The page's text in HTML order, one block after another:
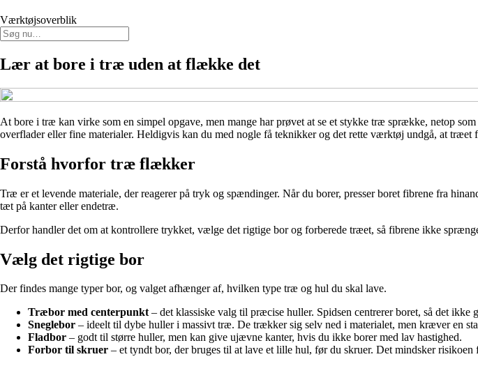
Værktøjsoverblik
Lær at bore i træ uden at flække det
At bore i træ kan virke som en simpel opgave, men mange har prøvet at se et stykke træ sprække, netop
overflader eller fine materialer. Heldigvis kan du med nogle få teknikker og det rette værktøj undgå, at
Forstå hvorfor træ flækker
Træ er et levende materiale, der reagerer på tryk og spændinger. Når du borer, presser boret fibrene fra
tæt på kanter eller endetræ.
Derfor handler det om at kontrollere trykket, vælge det rigtige bor og forberede træet, så fibrene ikke
Vælg det rigtige bor
Der findes mange typer bor, og valget afhænger af, hvilken type træ og hul du skal lave.
Træbor med centerpunkt– det klassiske valg til præcise huller. Spidsen centrerer boret, så det ikke
Sneglebor – ideelt til dybe huller i massivt træ. De trækker sig selv ned i materialet, men kræver en
Fladbor – godt til større huller, men kan give ujævne kanter, hvis du ikke borer med lav hastighed.
Forbor til skruer – et tyndt bor, der bruges til at lave et lille hul, før du skruer. Det mindsker